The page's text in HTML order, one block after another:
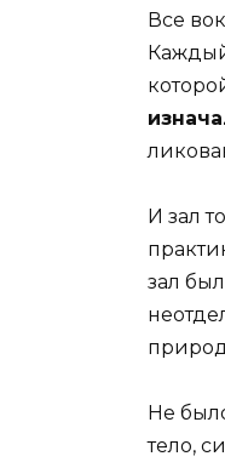
Все
И зал
зал
Не
тело,